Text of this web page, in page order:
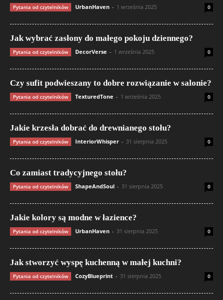
Pytania od czytelników UrbanHaven - 1 września 2025 0
Jak wybrać zasłony do małego pokoju dziennego?
Pytania od czytelników DecorVerse - 1 września 2025 0
Czy sufit podwieszany to dobre rozwiązanie w salonie?
Pytania od czytelników TexturedTone - 1 września 2025 0
Jakie krzesła dobrać do drewnianego stołu?
Pytania od czytelników InteriorWhisper - 31 sierpnia 2025 0
Co zamiast tradycyjnego stołu?
Pytania od czytelników ShapeAndSoul - 31 sierpnia 2025 0
Jakie kolory są modne w łazience?
Pytania od czytelników UrbanHaven - 31 sierpnia 2025 0
Jak stworzyć wyspę kuchenną w małej kuchni?
Pytania od czytelników CozyBlueprint - 31 sierpnia 2025 0